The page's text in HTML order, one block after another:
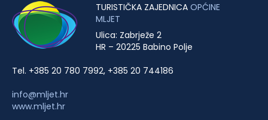
TURISTIČKA ZAJEDNICA OPĆINE
MLJET
Ulica: Zabrježe 2
HR – 20225 Babino Polje
Tel. +385 20 780 7992, +385 20 744186
info@mljet.hr
www.mljet.hr